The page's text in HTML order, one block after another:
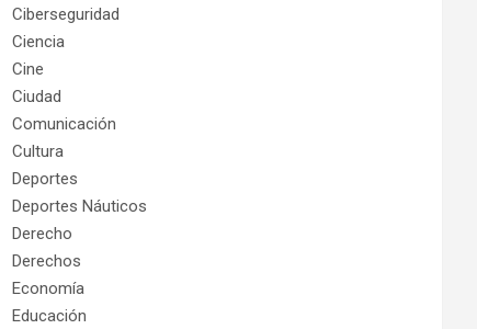
Ciberseguridad
Ciencia
Cine
Ciudad
Comunicación
Cultura
Deportes
Deportes Náuticos
Derecho
Derechos
Economía
Educación